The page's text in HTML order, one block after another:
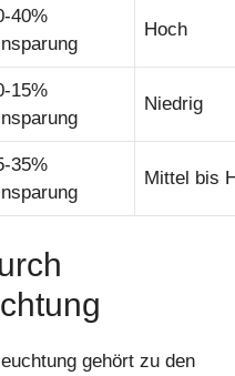
40%
Hoch
15%
Niedrig
35%
Mittel bis
gehört zu den